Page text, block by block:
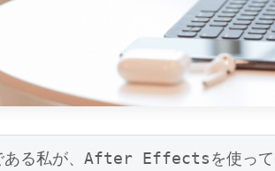
ある私が、After Effectsを使って